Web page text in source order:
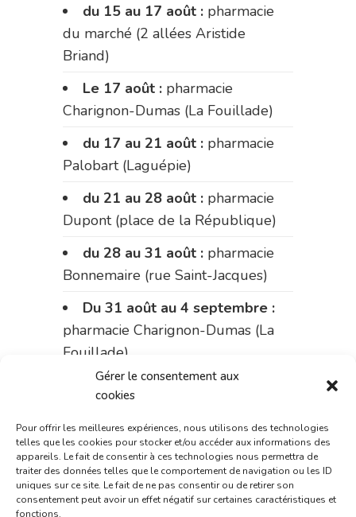
Gérer le consentement aux
cookies
Pour offrir les meilleures expériences, nous utilisons des technologies
telles que les cookies pour stocker et/ou accéder aux informations des
appareils. Le fait de consentir à ces technologies nous permettra de
traiter des données telles que le comportement de navigation ou les ID
uniques sur ce site. Le fait de ne pas consentir ou de retirer son
consentement peut avoir un effet négatif sur certaines caractéristiques et
fonctions.
du 15 au 17 août : pharmacie
du marché (2 allées Aristide
Briand)
Le 17 août : pharmacie
Charignon-Dumas (La Fouillade)
du 17 au 21 août : pharmacie
Palobart (Laguépie)
du 21 au 28 août : pharmacie
Dupont (place de la République)
du 28 au 31 août : pharmacie
Bonnemaire (rue Saint-Jacques)
Du 31 août au 4 septembre :
pharmacie Charignon-Dumas (La
Fouillade)
du 4 au 11 septembre :
Fabre)
du 11 au 14 septembre :
pharmacie Dupont (place de la
République)